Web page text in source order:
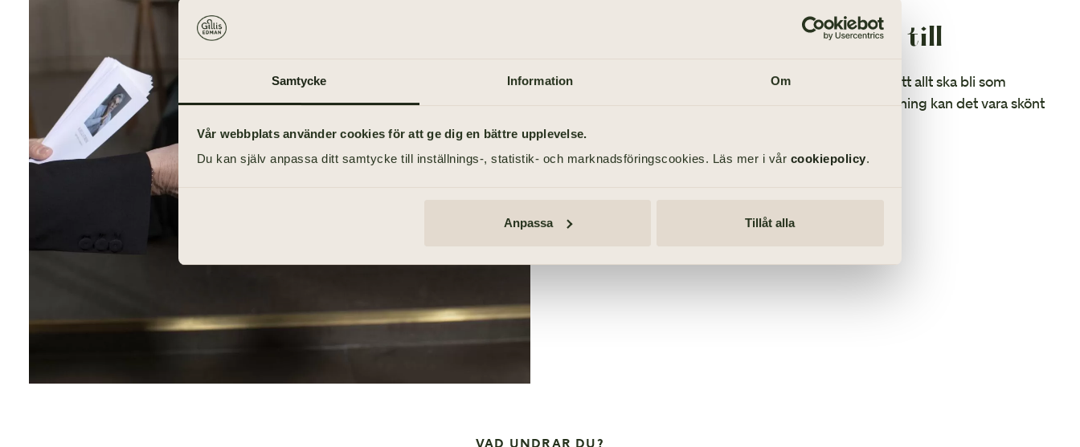
Samtycke Information Om
Vår webbplats använder cookies för att ge dig en bättre upplevelse.
Du kan själv anpassa ditt samtycke till inställnings-, statistik- och marknadsföringscookies. Läs mer i vår cookiepolicy.
Anpassa Tillåt alla
Så här går en begravning till
Begravningsdagen är ofta fylld av sorg och stress över att allt ska bli som
planerat. Har du aldrig tidigare varit med om en begravning kan det vara skönt
att förbereda sig genom att läsa lite mer här.
Så går en begravning till
Barn på begravning
VAD UNDRAR DU?